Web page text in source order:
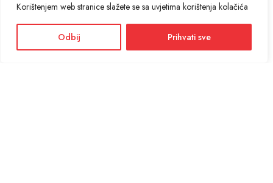
Korištenjem web stranice slažete se sa uvjetima korištenja kolačića
Odbij Prihvati sve